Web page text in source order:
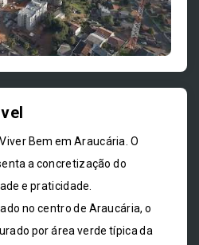
Bem em Araucária. O
a concretização do
e praticidade.
no centro de Araucária, o
por área verde típica da